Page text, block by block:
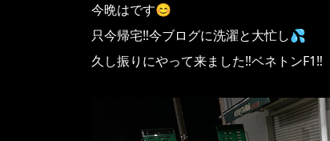
今晩はです😊
只今帰宅‼️今ブログに洗濯と大忙し💦
久し振りにやって来ました‼️ベネトンF1‼️